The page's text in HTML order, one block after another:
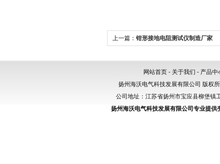
上一篇： 钳形接地电阻测试仪制造厂家
网站首页 - 关于我们 - 产品中
扬州海沃电气科技发展有限公司 版权
公司地址：江苏省扬州市宝应县柳堡
扬州海沃电气科技发展有限公司专业提供